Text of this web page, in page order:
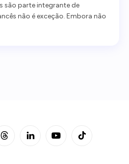
são parte integrante de
não é exceção. Embora não
Threads LinkedIn YouTubeTikTok